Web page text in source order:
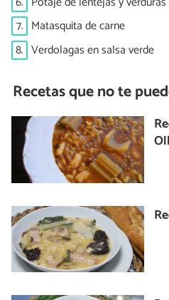
7. Matasquita de carne
8. Verdolagas en salsa verde
Recetas que no te